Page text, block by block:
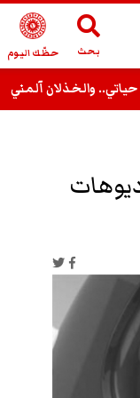
بحث حظّك اليوم
آلمني